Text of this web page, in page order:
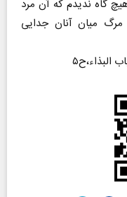
گاه ندیدم كه آن مرد
میان آنان جدایی
البذاء،ح۵